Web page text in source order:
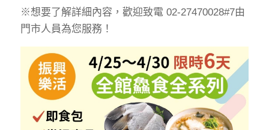
※想要了解詳細內容，歡迎致電 02-27470028#7由
門市人員為您服務！